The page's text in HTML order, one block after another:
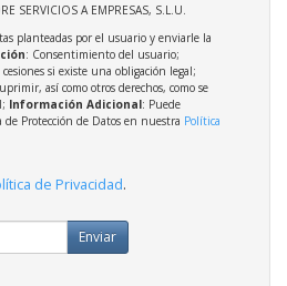
SERVICIOS A EMPRESAS, S.L.U.
planteadas por el usuario y enviarle la
: Consentimiento del usuario;
si existe una obligación legal;
así como otros derechos, como se
Información Adicional: Puede
Protección de Datos en nuestra Política
de Privacidad.
Enviar